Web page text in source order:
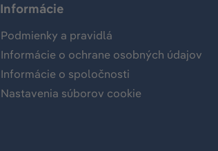
Informácie
Podmienky a pravidlá
Informácie o ochrane osobných údajov
Informácie o spoločnosti
Nastavenia súborov cookie